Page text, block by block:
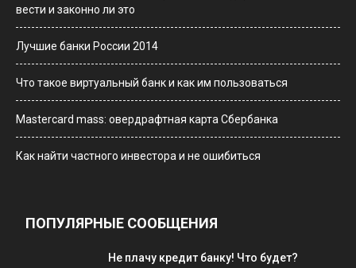
вести и законно ли это
Лучшие банки России 2014
Что такое виртуальный банк и как им пользоваться
Мastercard mass: овердрафтная карта Сбербанка
Как найти частного инвестора и не ошибиться
ПОПУЛЯРНЫЕ СООБЩЕНИЯ
Не плачу кредит банку! Что будет?